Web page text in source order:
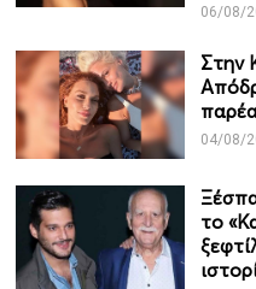
06/08/
Στην
04/08/
το